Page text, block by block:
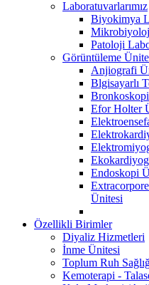
Laboratuvarlarımız
Biyokimya
Patoloji
Görüntüleme
Anjiografi
Blgisayarlı
Efor Holter
Endoskopi
Ünitesi
Özellikli Birimler
Diyaliz Hizmetleri
İnme Ünitesi
Toplum Ruh
Kemoterapi -